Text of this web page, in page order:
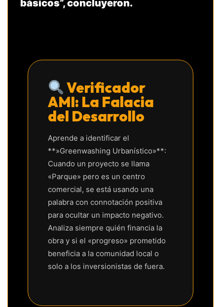
básicos”, concluyeron.
Verificador
AMI: La Falacia
del Desarrollo
Aprende a identificar el
**»Greenwashing Urbanístico»**:
Cuando un proyecto se llama
«Parque» pero es un centro
comercial, se está usando una
palabra con connotación positiva
para ocultar un impacto negativo.
Analiza siempre quién financia la
obra y si el «progreso» prometido
beneficia a la comunidad local o
solo a los inversionistas de fuera.